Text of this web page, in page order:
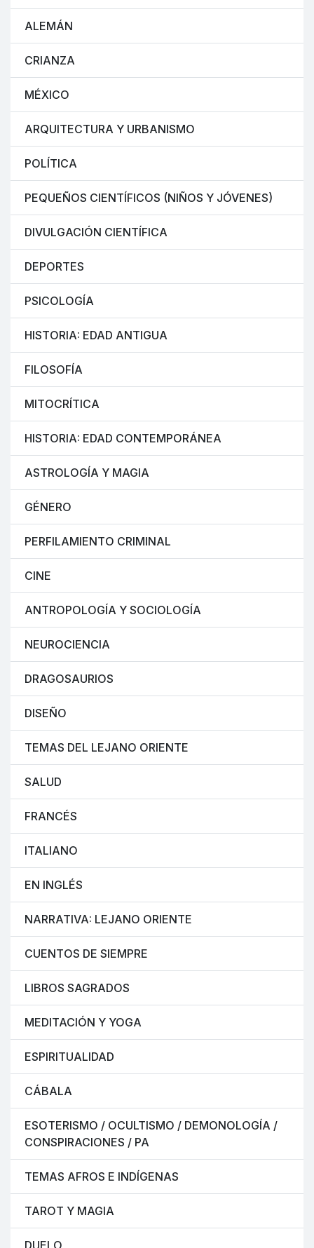
ALEMÁN
CRIANZA
MÉXICO
ARQUITECTURA Y URBANISMO
POLÍTICA
PEQUEÑOS CIENTÍFICOS (NIÑOS Y JÓVENES)
DIVULGACIÓN CIENTÍFICA
DEPORTES
PSICOLOGÍA
HISTORIA: EDAD ANTIGUA
FILOSOFÍA
MITOCRÍTICA
HISTORIA: EDAD CONTEMPORÁNEA
ASTROLOGÍA Y MAGIA
GÉNERO
PERFILAMIENTO CRIMINAL
CINE
ANTROPOLOGÍA Y SOCIOLOGÍA
NEUROCIENCIA
DRAGOSAURIOS
DISEÑO
TEMAS DEL LEJANO ORIENTE
SALUD
FRANCÉS
ITALIANO
EN INGLÉS
NARRATIVA: LEJANO ORIENTE
CUENTOS DE SIEMPRE
LIBROS SAGRADOS
MEDITACIÓN Y YOGA
ESPIRITUALIDAD
CÁBALA
ESOTERISMO / OCULTISMO / DEMONOLOGÍA /
CONSPIRACIONES / PA
TEMAS AFROS E INDÍGENAS
TAROT Y MAGIA